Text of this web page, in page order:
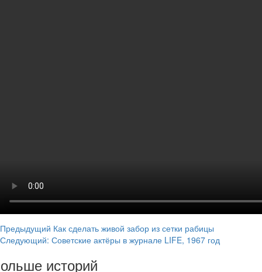
Навигация
записи
Предыдущий Как сделать живой забор из сетки рабицы
Следующий: Советские актёры в журнале LIFE, 1967 год
историй